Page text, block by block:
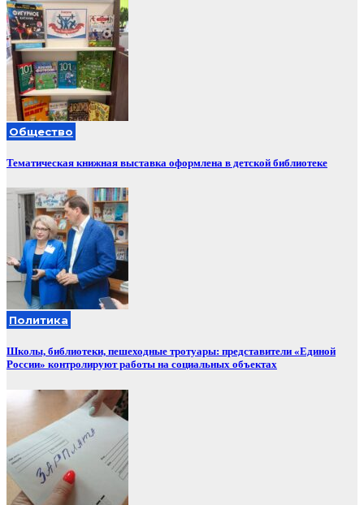
Общество
Тематическая книжная выставка оформлена в детской библиотеке
Политика
Школы, библиотеки, пешеходные тротуары: представители «Единой
России» контролируют работы на социальных объектах